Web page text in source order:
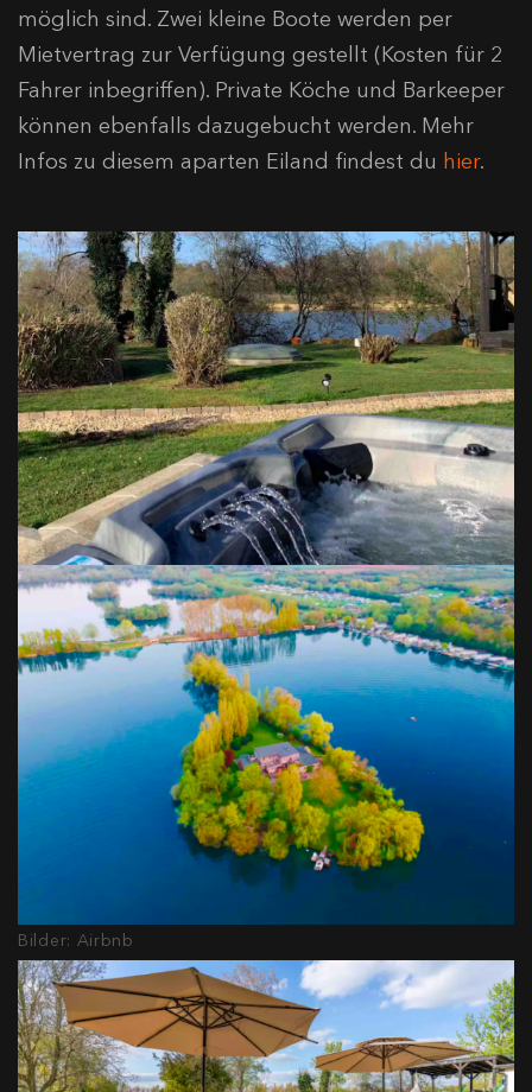
möglich sind. Zwei kleine Boote werden per
Mietvertrag zur Verfügung gestellt (Kosten für 2
Fahrer inbegriffen). Private Köche und Barkeeper
können ebenfalls dazugebucht werden. Mehr
Infos zu diesem aparten Eiland findest du hier.
Bilder: Airbnb